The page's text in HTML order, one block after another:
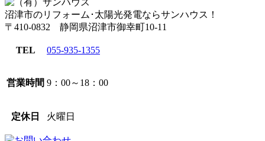
沼津市のリフォーム･太陽光発電ならサンハウス！
〒410-0832 静岡県沼津市御幸町10-11
TEL 055-935-1355
営業時間 9：00～18：00
定休日 火曜日